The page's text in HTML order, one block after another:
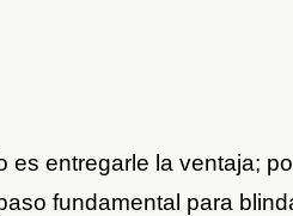
es entregarle la ventaja;
fundamental para